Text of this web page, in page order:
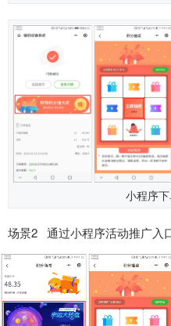
小程序
场景2 通过小程序活动推广入